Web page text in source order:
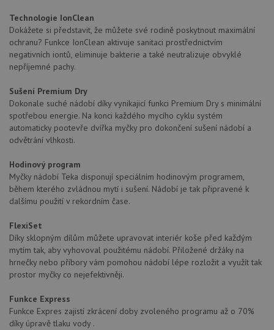
Technologie IonClean
Dokážete si představit, že můžete své rodině poskytnout maximální
ochranu? Funkce IonClean aktivuje sanitaci prostřednictvím
negativních iontů, eliminuje bakterie a také neutralizuje obvyklé
nepříjemné pachy.
Sušení Premium Dry
Dokonale suché nádobí díky vynikajicí funkci Premium Dry s minimální
spotřebou energie. Na konci každého mycího cyklu systém
automaticky pootevře dvířka myčky pro dokončení sušení nádobí a
odvětrání vlhkosti.
Hodinový program
Myčky nádobí Teka disponují speciálním hodinovým programem,
během kterého zvládnou mytí i sušení. Nádobí je tak připravené k
dalšímu použití v rekordním čase.
FlexiSet
Díky sklopným dílům můžete upravovat interiér koše před každým
mytím tak, aby vyhovoval použitému nádobí. Přiložené držáky na
hrnečky nebo příbory vám pomohou nádobí lépe rozložit a využít tak
prostor myčky co nejefektivněji.
Funkce Express
Funkce Expres zajistí zkrácení doby zvoleného programu až o 70%
díky úpravě tlaku vody .